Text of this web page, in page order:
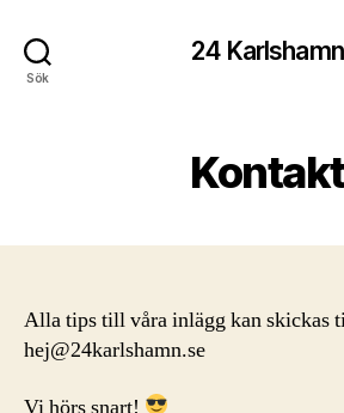
Sök
24 Karlshamn
Kontakt
Alla tips till våra inlägg kan skickas
hej@24karlshamn.se
Vi hörs snart!